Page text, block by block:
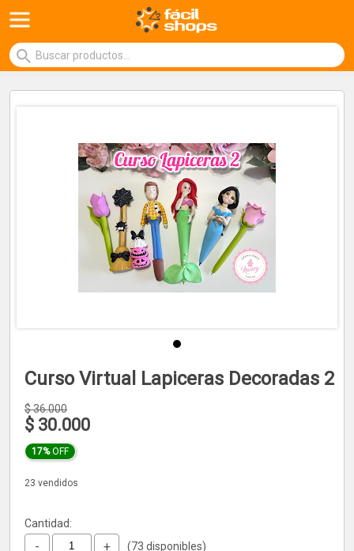
Curso Virtual Lapiceras Decoradas 2
$36.000
$ 30.000
17%OFF
23 vendidos
Cantidad:
- + (73 disponibles)